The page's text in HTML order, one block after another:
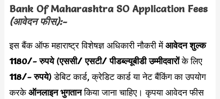
Bank Of Maharashtra SO Application Fees
(आवेदन फीस):-
इस बैंक ऑफ महाराष्ट्र विशेषज्ञ अधिकारी नौकरी मेंआवेदन शुल्क
1180/- रुपये (एससी/ एसटी/ पीडब्ल्यूबीडी उम्मीदवारोंके लिए
118/- रुपये) डेबिट कार्ड, क्रेडिट कार्ड या नेट बैंकिंग का उपयोग
करकेऑनलाइन भुगतानकिया जाना चाहिए। कृपया आवेदन फीस